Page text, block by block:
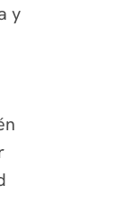
y